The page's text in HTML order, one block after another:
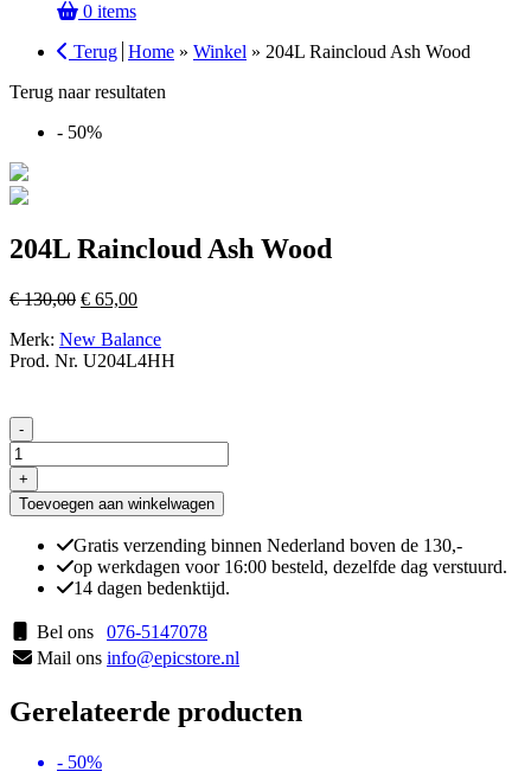
0 items
Terug Home » Winkel » 204L Raincloud Ash Wood
Terug naar resultaten
- 50%
204L Raincloud Ash Wood
€130,00 Oorspronkelijke
was:
€ 130,00.
€ 65,00Huidige
is:
€ 65,00.
Merk: New Balance
Prod. Nr. U204L4HH
-
204L
Raincloud
Ash
Wood
+
Toevoegen aan winkelwagen
Gratis verzending binnen Nederland boven de 130,-
op werkdagen voor 16:00 besteld, dezelfde dag verstuurd.
14 dagen bedenktijd.
Bel ons
076-5147078
Mail ons info@epicstore.nl
Gerelateerde producten
- 50%